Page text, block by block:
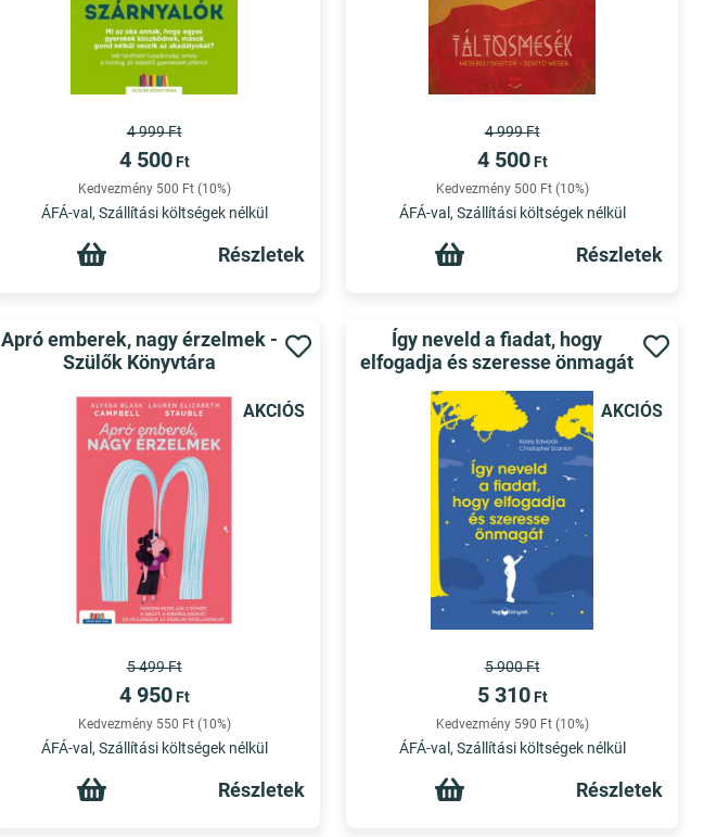
4 999 Ft
4 500 Ft
Kedvezmény 500 Ft (10%)
ÁFÁ-val, Szállítási költségek nélkül
Részletek
4 999 Ft
4 500 Ft
Kedvezmény 500 Ft (10%)
ÁFÁ-val, Szállítási költségek nélkül
Részletek
AKCIÓS
Apró emberek, nagy érzelmek -
Szülők Könyvtára
5 499 Ft
4 950 Ft
Kedvezmény 550 Ft (10%)
ÁFÁ-val, Szállítási költségek nélkül
Részletek
AKCIÓS
Így neveld a fiadat, hogy
elfogadja és szeresse önmagát
5 900 Ft
5 310 Ft
Kedvezmény 590 Ft (10%)
ÁFÁ-val, Szállítási költségek nélkül
Részletek